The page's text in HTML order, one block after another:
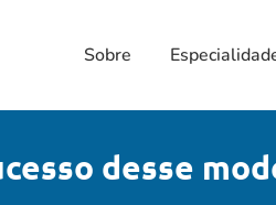
Sobre
desse